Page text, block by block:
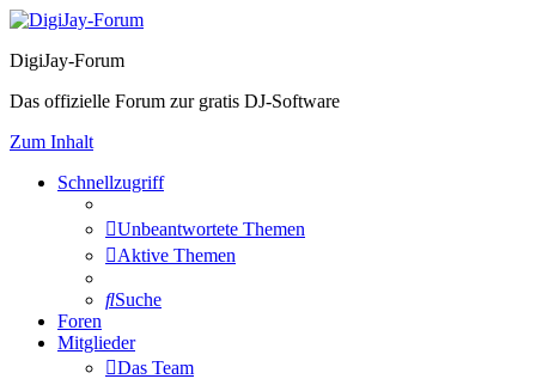
DigiJay-Forum
Das offizielle Forum zur gratis DJ-Software
Zum Inhalt
Schnellzugriff
Unbeantwortete Themen
Aktive Themen
Suche
Foren
Mitglieder
Das Team